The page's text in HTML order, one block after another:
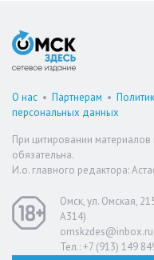
О нас • Партнерам •
персональных данных
При цитировании
обязательна.
И.о. главного редактора:
Омск, ул. Омская,
А314)
omskzdes@inbox.ru
Тел.: +7 (913) 149